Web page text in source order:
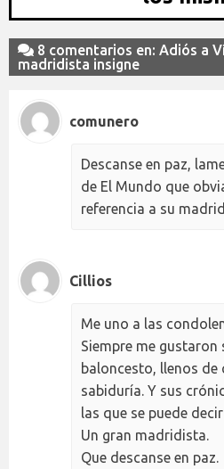
8 comentarios en: Adiós a
madridista insigne
comunero
Descanse en paz,
de El Mundo que
referencia a su
Cillios
Me uno a las
Siempre me
baloncesto, llenos
sabiduría. Y sus
las que se puede
Un gran madridista.
Que descanse en paz.